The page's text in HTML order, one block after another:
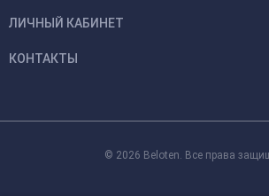
ЛИЧНЫЙ КАБИНЕТ
КОНТАКТЫ
© 2026 Beloten. Все права